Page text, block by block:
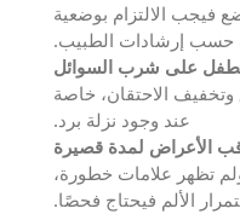
فيجب الالتزام بوضعية
حسب إرشادات الطبيب.
على شرب السوائل
الاحتقان، خاصة
عند وجود نزلة برد.
الأعراض لمدة قصيرة
تظهر علامات خطورة،
الألم فيحتاج فحصًا.